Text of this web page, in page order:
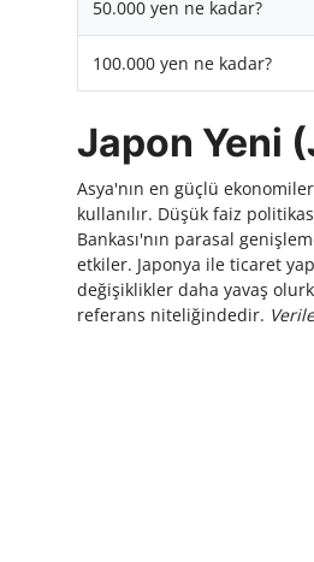
50.000 yen ne kadar?
100.000 yen ne kadar?
Japon Yeni
Asya'nın en güçlü
kullanılır. Düşük faiz
Bankası'nın parasal
etkiler. Japonya ile ticaret
değişiklikler daha yavaş
referans niteliğindedir.